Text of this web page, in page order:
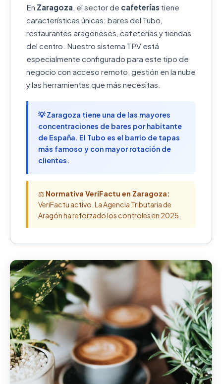
En Zaragoza , el sector de cafeterías tiene
características únicas: bares del Tubo,
restaurantes aragoneses, cafeterías y tiendas
del centro. Nuestro sistema TPV está
especialmente configurado para este tipo de
negocio con acceso remoto, gestión en la nube
y las herramientas que más necesitas.
💡 Zaragoza tiene una de las mayores
concentraciones de bares por habitante
de España. El Tubo es el barrio de tapas
más famoso y con mayor rotación de
clientes.
⚖️ Normativa VeriFactu en Zaragoza:
VeriFactu activo. La Agencia Tributaria de
Aragón ha reforzado los controles en 2025.